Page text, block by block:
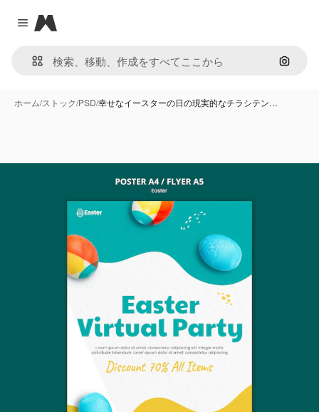
Close menu
Magnific
画像で
ホーム/ストック/PSD/幸せなイースターの日の現実的なチラシテン…